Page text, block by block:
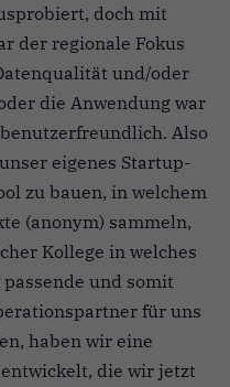
doch mit
der regionale Fokus
und/oder
die Anwendung war
Also
eigenes Startup-
zu bauen, in welchem
(anonym) sammeln,
Kollege in welches
und somit
für uns
haben wir eine
die wir jetzt